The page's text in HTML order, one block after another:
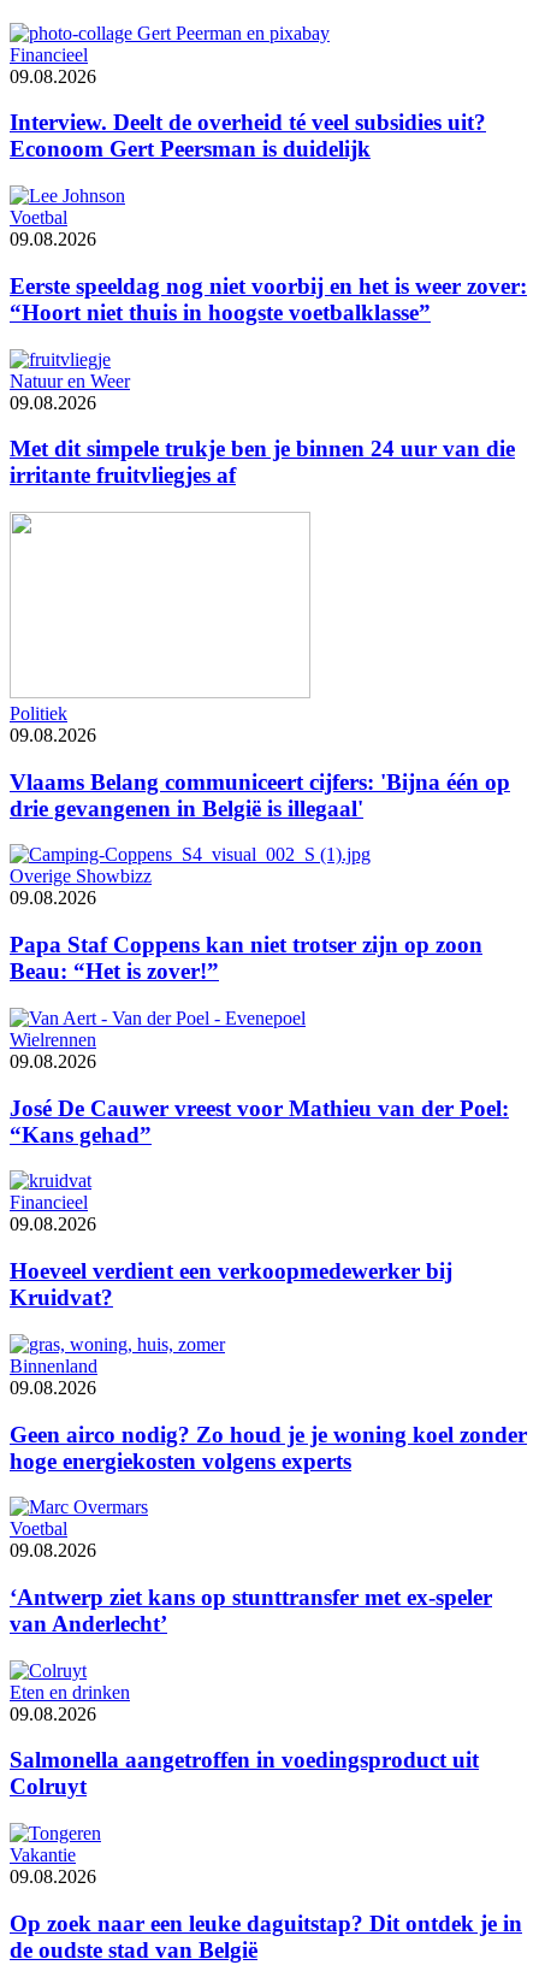
Financieel
09.08.2026
Interview. Deelt de overheid té veel subsidies uit?
Econoom Gert Peersman is duidelijk
Voetbal
09.08.2026
Eerste speeldag nog niet voorbij en het is weer zover:
“Hoort niet thuis in hoogste voetbalklasse”
Natuur en Weer
09.08.2026
Met dit simpele trukje ben je binnen 24 uur van die
irritante fruitvliegjes af
Politiek
09.08.2026
Vlaams Belang communiceert cijfers: 'Bijna één op
drie gevangenen in België is illegaal'
Overige Showbizz
09.08.2026
Papa Staf Coppens kan niet trotser zijn op zoon
Beau: “Het is zover!”
Wielrennen
09.08.2026
José De Cauwer vreest voor Mathieu van der Poel:
“Kans gehad”
Financieel
09.08.2026
Hoeveel verdient een verkoopmedewerker bij
Kruidvat?
Binnenland
09.08.2026
Geen airco nodig? Zo houd je je woning koel zonder
hoge energiekosten volgens experts
Voetbal
09.08.2026
‘Antwerp ziet kans op stunttransfer met ex-speler
van Anderlecht’
Eten en drinken
09.08.2026
Salmonella aangetroffen in voedingsproduct uit
Colruyt
Vakantie
09.08.2026
Op zoek naar een leuke daguitstap? Dit ontdek je in
de oudste stad van België